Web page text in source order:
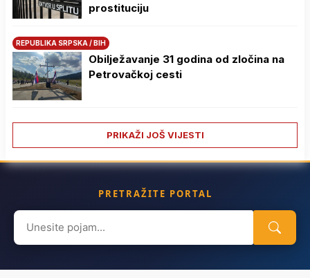
prostituciju
REPUBLIKA SRPSKA / BIH
Obilježavanje 31 godina od zločina na
Petrovačkoj cesti
PRIKAŽI JOŠ VIJESTI
PRETRAŽITE PORTAL
Search
for: